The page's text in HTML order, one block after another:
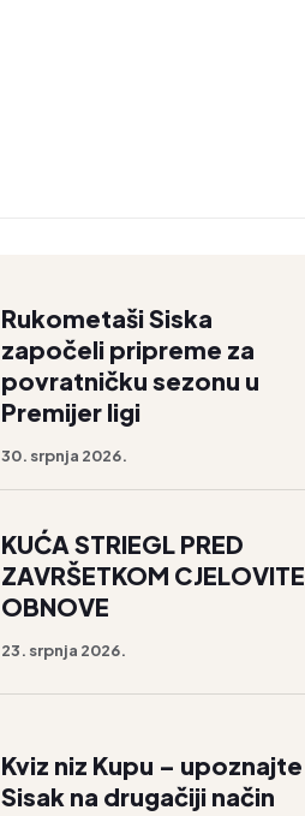
Rukometaši Siska
započeli pripreme za
povratničku sezonu u
Premijer ligi
30. srpnja 2026.
KUĆA STRIEGL PRED
ZAVRŠETKOM CJELOVITE
OBNOVE
23. srpnja 2026.
Kviz niz Kupu – upoznajte
Sisak na drugačiji način